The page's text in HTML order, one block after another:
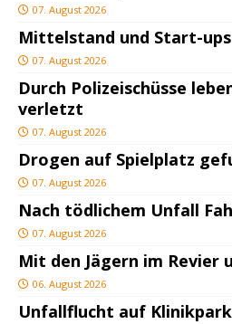
07. August 2026
Mittelstand und Start-
07. August 2026
Durch Polizeischüsse
verletzt
07. August 2026
Drogen auf Spielplatz
07. August 2026
Nach tödlichem Unfall
07. August 2026
Mit den Jägern im Revier
06. August 2026
Unfallflucht auf